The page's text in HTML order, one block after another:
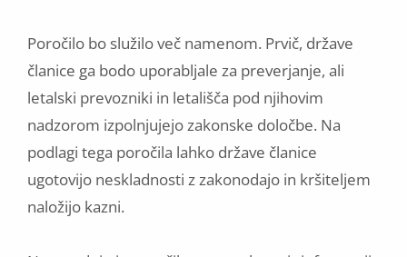
Poročilo bo služilo več namenom. Prvič, države
članice ga bodo uporabljale za preverjanje, ali
letalski prevozniki in letališča pod njihovim
nadzorom izpolnjujejo zakonske določbe. Na
podlagi tega poročila lahko države članice
ugotovijo neskladnosti z zakonodajo in kršiteljem
naložijo kazni.